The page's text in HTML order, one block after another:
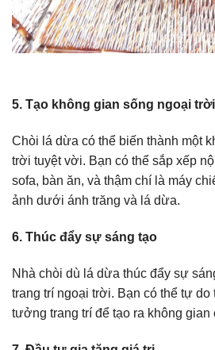
5. Tạo không gian sống ngoại trời
Chòi lá dừa có thể biến thành một
trời tuyệt vời. Bạn có thể sắp xếp
sofa, bàn ăn, và thậm chí là máy
ảnh dưới ánh trăng và lá dừa.
6. Thúc đẩy sự sáng tạo
Nhà chòi dù lá dừa thúc đẩy sự
trang trí ngoại trời. Bạn có thể tự
tưởng trang trí để tạo ra không gian